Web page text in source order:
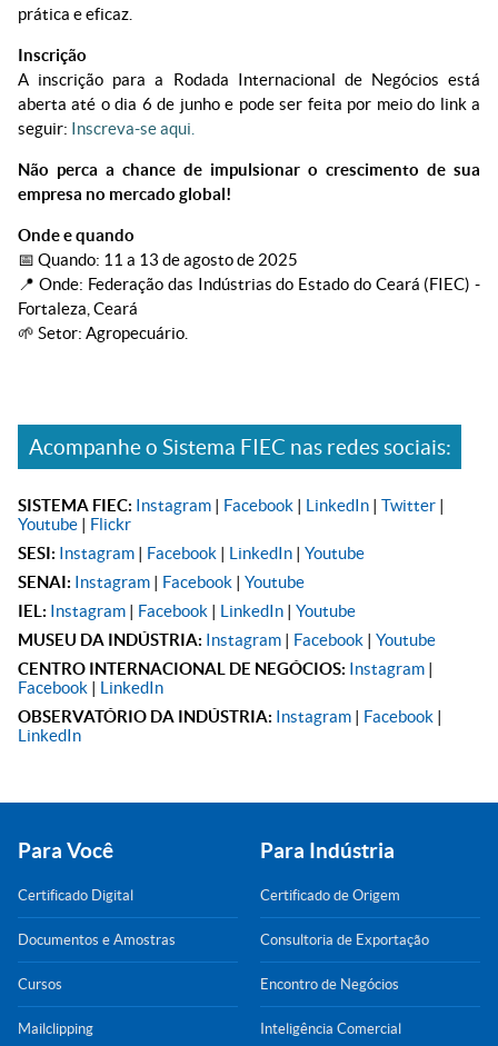
prática e eficaz.
Inscrição
A inscrição para a Rodada Internacional de Negócios está
aberta até o dia 6 de junho e pode ser feita por meio do link a
seguir: Inscreva-se aqui.
Não perca a chance de impulsionar o crescimento de sua
empresa no mercado global!
Onde e quando
📅 Quando: 11 a 13 de agosto de 2025
📍 Onde: Federação das Indústrias do Estado do Ceará (FIEC) -
Fortaleza, Ceará
🌱 Setor: Agropecuário.
Acompanhe o Sistema FIEC nas redes sociais:
SISTEMA FIEC: Instagram | Facebook | LinkedIn | Twitter |
Youtube | Flickr
SESI: Instagram | Facebook | LinkedIn | Youtube
SENAI: Instagram | Facebook | Youtube
IEL: Instagram | Facebook | LinkedIn | Youtube
MUSEU DA INDÚSTRIA: Instagram | Facebook | Youtube
CENTRO INTERNACIONAL DE NEGÓCIOS: Instagram |
Facebook | LinkedIn
OBSERVATÓRIO DA INDÚSTRIA: Instagram | Facebook |
LinkedIn
Para Você
Certificado Digital
Documentos e Amostras
Cursos
Mailclipping
Para Indústria
Certificado de Origem
Consultoria de Exportação
Encontro de Negócios
Inteligência Comercial